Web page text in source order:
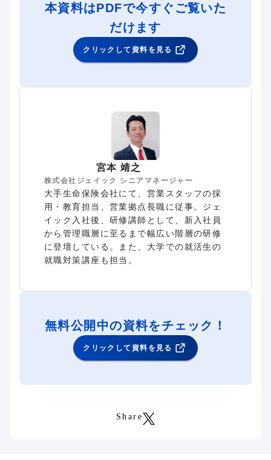
本資料はPDFで今すぐご覧いた
だけます
クリックして資料を見る
宮本 靖之
株式会社ジェイック シニアマネージャー
大手生命保険会社にて、営業スタッフの採
用・教育担当、営業拠点長職に従事。ジェ
イック入社後、研修講師として、新入社員
から管理職層に至るまで幅広い階層の研修
に登壇している。また、大学での就活生の
就職対策講座も担当。
無料公開中の資料をチェック！
クリックして資料を見る
Share